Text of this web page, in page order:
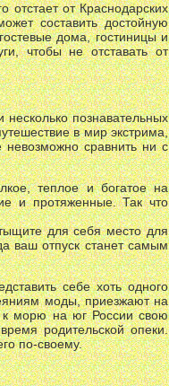
от Краснодарских
составить достойную
дома, гостиницы и
чтобы не отставать от
познавательных
в мир экстрима,
сравнить ни с
теплое и богатое на
и протяженные. Так что
для себя место для
ваш отпуск станет самым
себе хоть одного
моды, приезжают на
к морю на юг России свою
родительской опеки.
по-своему.